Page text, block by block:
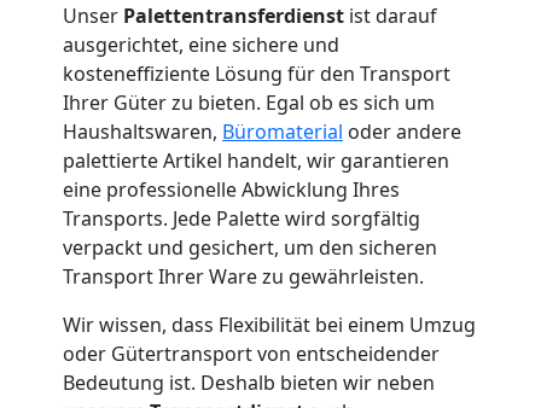
Unser Palettentransferdienst ist darauf
ausgerichtet, eine sichere und
kosteneffiziente Lösung für den Transport
Ihrer Güter zu bieten. Egal ob es sich um
Haushaltswaren, Büromaterial oder andere
palettierte Artikel handelt, wir garantieren
eine professionelle Abwicklung Ihres
Transports. Jede Palette wird sorgfältig
verpackt und gesichert, um den sicheren
Transport Ihrer Ware zu gewährleisten.
Wir wissen, dass Flexibilität bei einem Umzug
oder Gütertransport von entscheidender
Bedeutung ist. Deshalb bieten wir neben